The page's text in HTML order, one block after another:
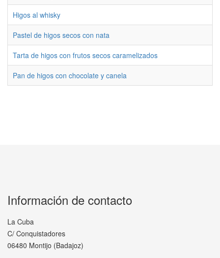
Higos al whisky
Pastel de higos secos con nata
Tarta de higos con frutos secos caramelizados
Pan de higos con chocolate y canela
Información de contacto
La Cuba
C/ Conquistadores
06480 Montijo (Badajoz)